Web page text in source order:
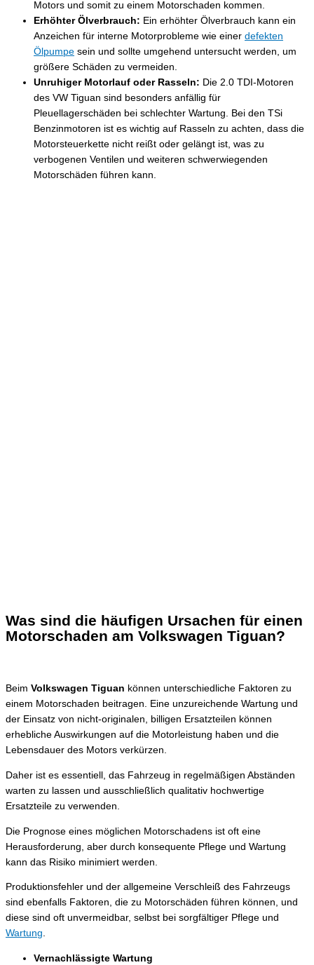
Motors und somit zu einem Motorschaden kommen.
Erhöhter Ölverbrauch: Ein erhöhter Ölverbrauch kann ein
Anzeichen für interne Motorprobleme wie einer defekten
Ölpumpe sein und sollte umgehend untersucht werden, um
größere Schäden zu vermeiden.
Unruhiger Motorlauf oder Rasseln: Die 2.0 TDI-Motoren
des VW Tiguan sind besonders anfällig für
Pleuellagerschäden bei schlechter Wartung. Bei den TSi
Benzinmotoren ist es wichtig auf Rasseln zu achten, dass die
Motorsteuerkette nicht reißt oder gelängt ist, was zu
verbogenen Ventilen und weiteren schwerwiegenden
Motorschäden führen kann.
Was sind die häufigen Ursachen für einen
Motorschaden am Volkswagen Tiguan?
Beim Volkswagen Tiguan können unterschiedliche Faktoren zu
einem Motorschaden beitragen. Eine unzureichende Wartung und
der Einsatz von nicht-originalen, billigen Ersatzteilen können
erhebliche Auswirkungen auf die Motorleistung haben und die
Lebensdauer des Motors verkürzen.
Daher ist es essentiell, das Fahrzeug in regelmäßigen Abständen
warten zu lassen und ausschließlich qualitativ hochwertige
Ersatzteile zu verwenden.
Die Prognose eines möglichen Motorschadens ist oft eine
Herausforderung, aber durch konsequente Pflege und Wartung
kann das Risiko minimiert werden.
Produktionsfehler und der allgemeine Verschleiß des Fahrzeugs
sind ebenfalls Faktoren, die zu Motorschäden führen können, und
diese sind oft unvermeidbar, selbst bei sorgfältiger Pflege und
Wartung.
Vernachlässigte Wartung